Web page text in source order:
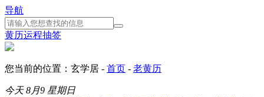
导航
黄历运程抽签
您当前的位置：玄学居 - 首页 - 老黄历
今天8月9 星期日